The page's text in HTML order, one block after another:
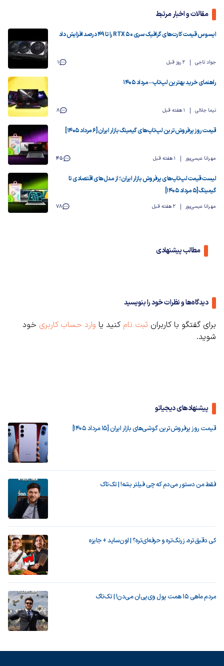
مقالات و اخبار مرتبط
ایسوس قیمت کارت‌های گرافیک سری RTX 50 را تا ۴۹ درصد افزایش داد
جواد تاجی 2 روز قبل 1
راهنمای خرید بهترین لپ‌تاپ – مرداد ۱۴۰۵
نیما جلالی 1 هفته قبل 8
قیمت روز پرفروش‌ترین لپ‌تاپ‌های گیمینگ بازار ایران [6 مرداد 1405]
مهرانا عیسی‌پور 1 هفته قبل 45
لیست قیمت لپ‌تاپ‌های پرفروش بازار ایران؛ از مدل‌های اقتصادی تا
گیمینگ [۵ مرداد 1405]
مهرانا عیسی‌پور 2 هفته قبل 78
مطالب پیشنهادی
دیدگاه‌ها و نظرات خود را بنویسید
برای گفتگو با کاربران ثبت نام کنید یا وارد حساب کاربری خود
شوید.
پیشنهادهای دیجیاتو
قیمت روز پرفروش‌ترین گوشی‌های بازار ایران [15 مرداد 1405]
فقط من دستور می‌دم که چی فیلتر بشه! | تک‌تاک
کی دقیق‌تره، زرنگ‌تره و حرفه‌ای‌تره؟ | اون‌ساید + جایزه
مردم ماهی ۱۵ همت پول وی‌پی‌ان می‌دن! | تک‌تاک